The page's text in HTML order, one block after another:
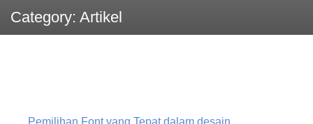
Category: Artikel
Pemilihan Font yang Tepat dalam desain